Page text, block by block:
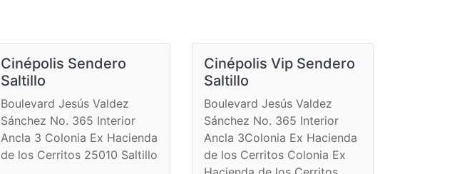
Cinépolis Sendero
Saltillo
Boulevard Jesús Valdez
Sánchez No. 365 Interior
Ancla 3 Colonia Ex Hacienda
de los Cerritos 25010 Saltillo
Cinépolis Vip Sendero
Saltillo
Boulevard Jesús Valdez
Sánchez No. 365 Interior
Ancla 3Colonia Ex Hacienda
de los Cerritos Colonia Ex